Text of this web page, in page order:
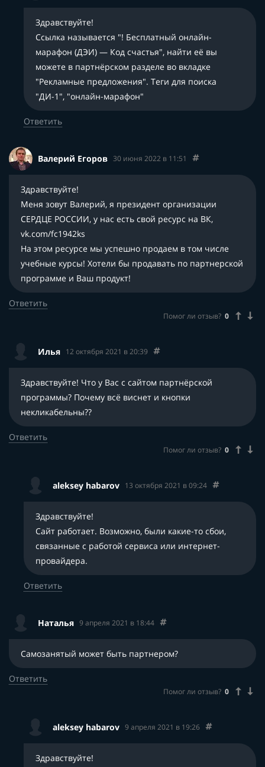
Здравствуйте!
Ссылка называется "! Бесплатный онлайн-
марафон (ДЭИ) — Код счастья", найти её вы
можете в партнёрском разделе во вкладке
"Рекламные предложения". Теги для поиска
"ДИ-1", "онлайн-марафон"
Ответить
Валерий Егоров 30 июня 2022 в 11:51
Здравствуйте!
Меня зовут Валерий, я президент организации
СЕРДЦЕ РОССИИ, у нас есть свой ресурс на ВК,
vk.com/fc1942ks
На этом ресурсе мы успешно продаем в том числе
учебные курсы! Хотели бы продавать по партнерской
программе и Ваш продукт!
Ответить
Помог ли отзыв? 0
Илья 12 октября 2021 в 20:39
Здравствуйте! Что у Вас с сайтом партнёрской
программы? Почему всё виснет и кнопки
некликабельны??
Ответить
Помог ли отзыв? 0
aleksey habarov 13 октября 2021 в 09:24
Здравствуйте!
Сайт работает. Возможно, были какие-то сбои,
связанные с работой сервиса или интернет-
провайдера.
Ответить
Наталья 9 апреля 2021 в 18:44
Самозанятый может быть партнером?
Ответить
Помог ли отзыв? 0
aleksey habarov 9 апреля 2021 в 19:26
Здравствуйте!